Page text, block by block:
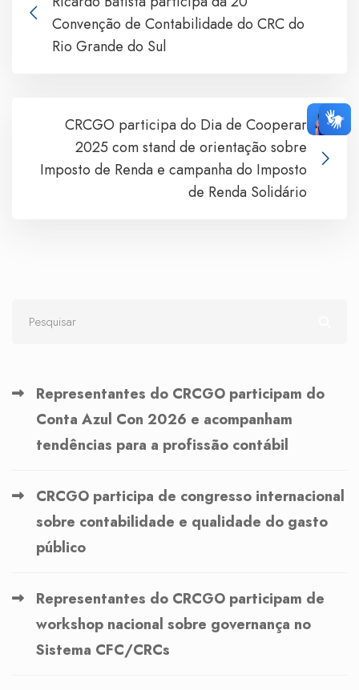
Convenção de Contabilidade do CRC do
Rio Grande do Sul
CRCGO participa do Dia de Cooperar
2025 com stand de orientação sobre
Imposto de Renda e campanha do Imposto
de Renda Solidário
Representantes do CRCGO participam do
Conta Azul Con 2026 e acompanham
tendências para a profissão contábil
CRCGO participa de congresso internacional
sobre contabilidade e qualidade do gasto
público
Representantes do CRCGO participam de
workshop nacional sobre governança no
Sistema CFC/CRCs